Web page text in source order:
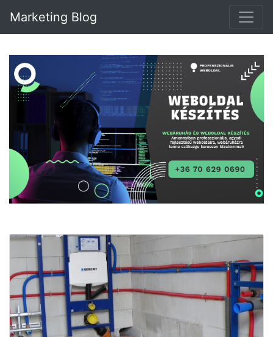
Marketing Blog